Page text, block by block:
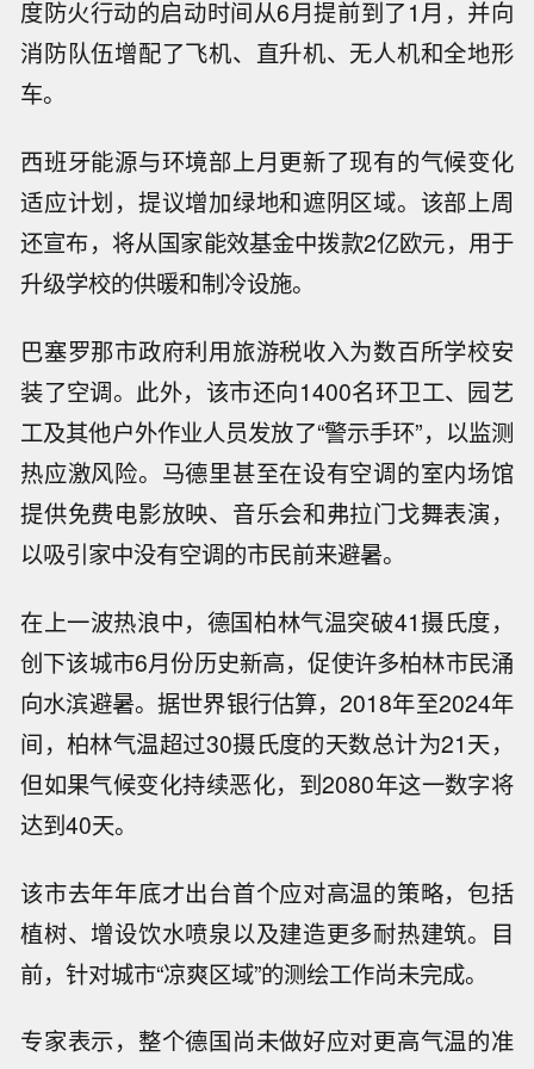
度防火行动的启动时间从6月提前到了1月，并向
消防队伍增配了飞机、直升机、无人机和全地形
车。
西班牙能源与环境部上月更新了现有的气候变化
适应计划，提议增加绿地和遮阴区域。该部上周
还宣布，将从国家能效基金中拨款2亿欧元，用于
升级学校的供暖和制冷设施。
巴塞罗那市政府利用旅游税收入为数百所学校安
装了空调。此外，该市还向1400名环卫工、园艺
工及其他户外作业人员发放了“警示手环”，以监测
热应激风险。马德里甚至在设有空调的室内场馆
提供免费电影放映、音乐会和弗拉门戈舞表演，
以吸引家中没有空调的市民前来避暑。
在上一波热浪中，德国柏林气温突破41摄氏度，
创下该城市6月份历史新高，促使许多柏林市民涌
向水滨避暑。据世界银行估算，2018年至2024年
间，柏林气温超过30摄氏度的天数总计为21天，
但如果气候变化持续恶化，到2080年这一数字将
达到40天。
该市去年年底才出台首个应对高温的策略，包括
植树、增设饮水喷泉以及建造更多耐热建筑。目
前，针对城市“凉爽区域”的测绘工作尚未完成。
专家表示，整个德国尚未做好应对更高气温的准